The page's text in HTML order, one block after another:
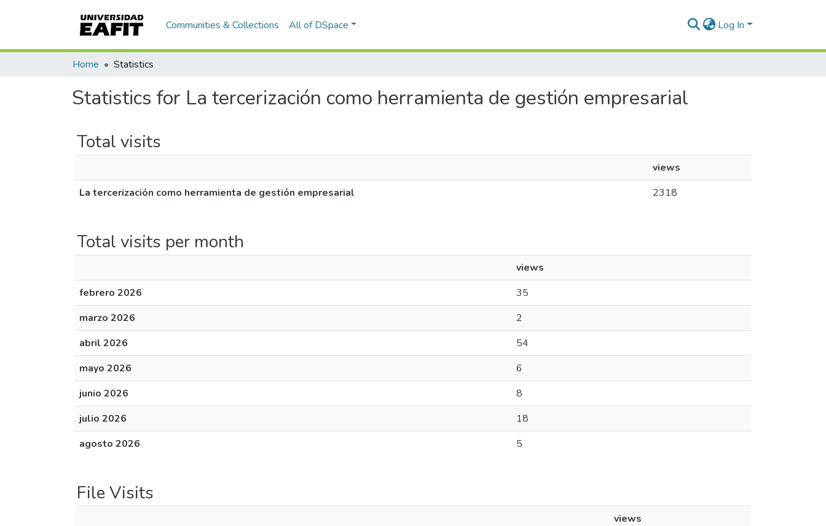
Communities & Collections All of DSpace Log In
Home Statistics
Statistics for La tercerización como herramienta de gestión empresarial
Total visits
views
La tercerización como herramienta de gestión empresarial
2318
Total visits per month
views
febrero 2026
35
marzo 2026
2
abril 2026
54
mayo 2026
6
junio 2026
8
julio 2026
18
agosto 2026
5
File Visits
views